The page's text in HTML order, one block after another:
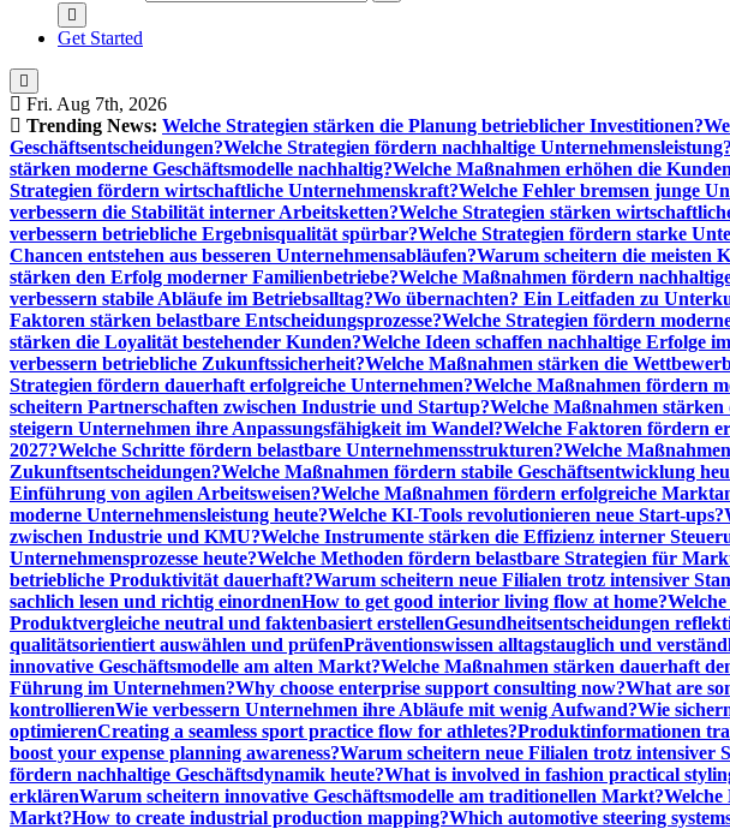
Get Started
Fri. Aug 7th, 2026
Trending News: Welche Strategien stärken die Planung betrieblicher Investitionen?
Geschäftsentscheidungen?Welche Strategien fördern nachhaltige Unternehmensleistung?
stärken moderne Geschäftsmodelle nachhaltig?Welche Maßnahmen erhöhen die
Strategien fördern wirtschaftliche Unternehmenskraft?Welche Fehler bremsen junge
verbessern die Stabilität interner Arbeitsketten?Welche Strategien stärken
verbessern betriebliche Ergebnisqualität spürbar?Welche Strategien fördern starke
Chancen entstehen aus besseren Unternehmensabläufen?Warum scheitern die meisten
stärken den Erfolg moderner Familienbetriebe?Welche Maßnahmen fördern
verbessern stabile Abläufe im Betriebsalltag?Wo übernachten? Ein Leitfaden zu
Faktoren stärken belastbare Entscheidungsprozesse?Welche Strategien fördern
stärken die Loyalität bestehender Kunden?Welche Ideen schaffen nachhaltige Erfolge
verbessern betriebliche Zukunftssicherheit?Welche Maßnahmen stärken die
Strategien fördern dauerhaft erfolgreiche Unternehmen?Welche Maßnahmen fördern
scheitern Partnerschaften zwischen Industrie und Startup?Welche Maßnahmen
steigern Unternehmen ihre Anpassungsfähigkeit im Wandel?Welche Faktoren fördern
2027?Welche Schritte fördern belastbare Unternehmensstrukturen?Welche
Zukunftsentscheidungen?Welche Maßnahmen fördern stabile Geschäftsentwicklung
Einführung von agilen Arbeitsweisen?Welche Maßnahmen fördern erfolgreiche
moderne Unternehmensleistung heute?Welche KI-Tools revolutionieren neue Start-ups?
zwischen Industrie und KMU?Welche Instrumente stärken die Effizienz interner
Unternehmensprozesse heute?Welche Methoden fördern belastbare Strategien für
betriebliche Produktivität dauerhaft?Warum scheitern neue Filialen trotz intensiver
sachlich lesen und richtig einordnenHow to get good interior living flow at home?
Produktvergleiche neutral und faktenbasiert erstellenGesundheitsentscheidungen
qualitätsorientiert auswählen und prüfenPräventionswissen alltagstauglich und
innovative Geschäftsmodelle am alten Markt?Welche Maßnahmen stärken dauerhaft
Führung im Unternehmen?Why choose enterprise support consulting now?What are
kontrollierenWie verbessern Unternehmen ihre Abläufe mit wenig Aufwand?Wie
optimierenCreating a seamless sport practice flow for athletes?Produktinformationen
boost your expense planning awareness?Warum scheitern neue Filialen trotz intensiver
fördern nachhaltige Geschäftsdynamik heute?What is involved in fashion practical
erklärenWarum scheitern innovative Geschäftsmodelle am traditionellen Markt?
Markt?How to create industrial production mapping?Which automotive steering